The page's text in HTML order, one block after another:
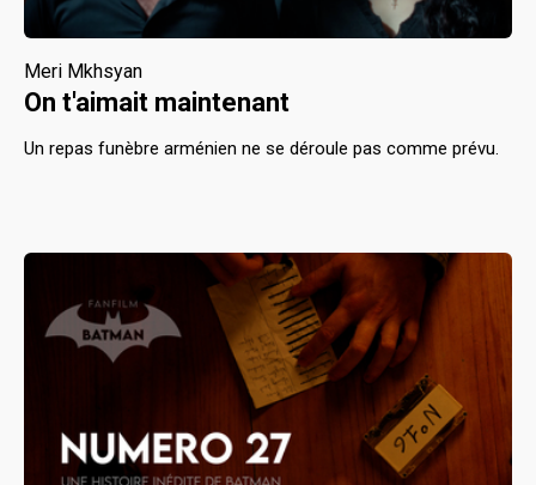
Meri Mkhsyan
On t'aimait maintenant
Un repas funèbre arménien ne se déroule pas comme prévu.